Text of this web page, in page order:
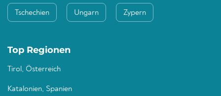
Tschechien Ungarn Zypern
Top Regionen
Tirol, Österreich
Katalonien, Spanien